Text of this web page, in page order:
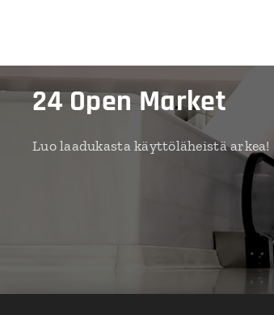
24 Open Market
Luo laadukasta käyttöläheistä arkea!